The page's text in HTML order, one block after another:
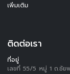
เพิ่มเติม
ติดต่อเรา
ที่อยู่
เลขที่ 55/5 หมู่ 1 ถ.ชัย